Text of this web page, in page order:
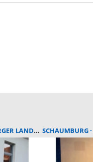
LANDSCHAFT SCHAUMBURG